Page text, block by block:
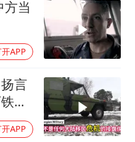
警惕！我国境内发现多起“Sorry”勒索病毒攻击事件
广岛长崎的昨天未必不会是日本的明天
真理之光，何以能照亮复兴之路？
当
APP
言
APP